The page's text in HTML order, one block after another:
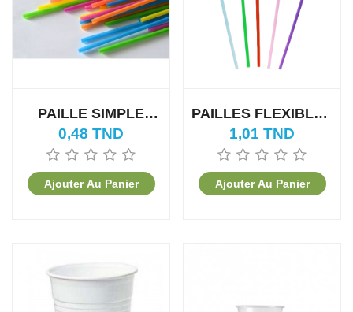
PAILLE SIMPLE
(100PCS)
0,48 TND
Ajouter Au Panier
PAILLES FLEXIBLES
(100PCS)
1,01 TND
Ajouter Au Panier